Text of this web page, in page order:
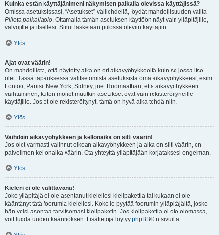
Kuinka estän käyttäjänimeni näkymisen paikalla olevissa käyttäjissä?
Omissa asetuksissasi, “Asetukset”-välilehdellä, löydät mahdollisuuden valita
Piilota paikallaolo. Ottamalla tämän asetuksen käyttöön näyt vain ylläpitäjille,
valvojille ja itsellesi. Sinut lasketaan piilossa oleviin käyttäjiin.
Ylös
Ajat ovat väärin!
On mahdollista, että näytetty aika on eri aikavyöhykkeeltä kuin se jossa itse
olet. Tässä tapauksessa valitse omista asetuksista oma aikavyöhykkeesi, esim.
Lontoo, Pariisi, New York, Sidney, jne. Huomaathan, että aikavyöhykkeen
vaihtaminen, kuten monet muutkin asetukset ovat vain rekisteröityneille
käyttäjille. Jos et ole rekisteröitynyt, tämä on hyvä aika tehdä niin.
Ylös
Vaihdoin aikavyöhykkeen ja kellonaika on silti väärin!
Jos olet varmasti valinnut oikean aikavyöhykkeen ja aika on silti väärin, on
palvelimen kellonaika väärin. Ota yhteyttä ylläpitäjään korjataksesi ongelman.
Ylös
Kieleni ei ole valittavana!
Joko ylläpitäjä ei ole asentanut kielellesi kielipakettia tai kukaan ei ole
kääntänyt tätä foorumia kielellesi. Kokeile pyytää foorumin ylläpitäjältä, josko
hän voisi asentaa tarvitsemasi kielipaketin. Jos kielipakettia ei ole olemassa,
voit luoda uuden käännöksen. Lisätietoja löytyy phpBB®:n sivuilta.